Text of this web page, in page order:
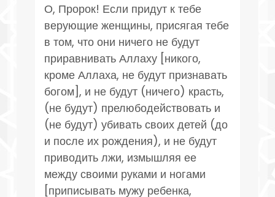
О, Пророк! Если придут к тебе
верующие женщины, присягая тебе
в том, что они ничего не будут
приравнивать Аллаху [никого,
кроме Аллаха, не будут признавать
богом], и не будут (ничего) красть,
(не будут) прелюбодействовать и
(не будут) убивать своих детей (до
и после их рождения), и не будут
приводить лжи, измышляя ее
между своими руками и ногами
[приписывать мужу ребенка,